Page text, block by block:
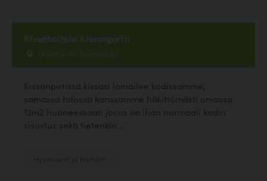
KIssahoitola Kissanpirtti
Liejuntie 40, Suonenjoki
Kissanpirtissä kissasi lomailee kodissamme,
samassa talossa kanssamme häkittömästi omassa
12m2 huoneessaan jossa on ihan normaali kodin
sisustus sekä tietenkin...